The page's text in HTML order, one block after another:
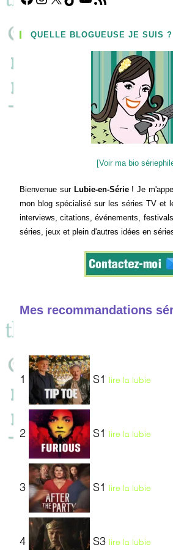
QUELLE BLOGUEUSE JE SUIS ?
[Voir ma bio
Bienvenue sur Lubie-en-Série! Je
mon blog spécialisé sur les séries TV et
interviews, citations, événements,
séries, jeux et plein d'autres idées en
Mes recommandations
1 S1 lire la lubie
2 S1 lire la lubie
3 S1 lire la lubie
4 S3 lire la lubie